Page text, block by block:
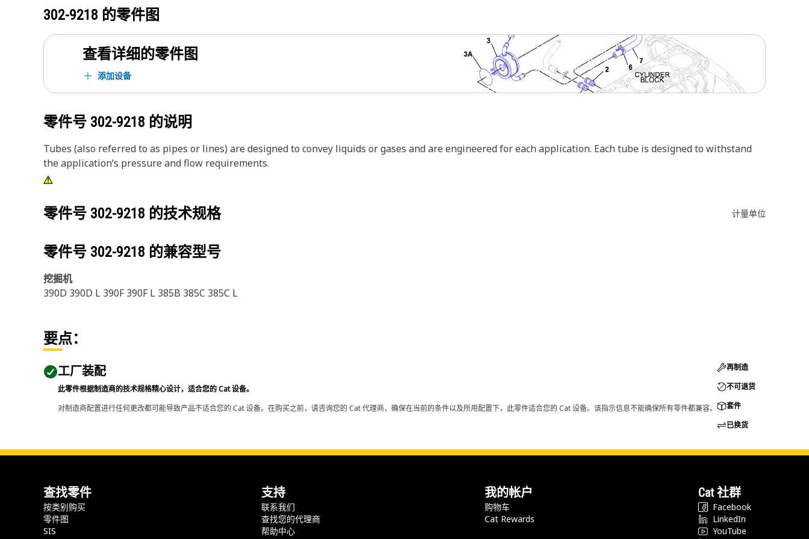
302-9218 的零件图
查看详细的零件图
添加设备
零件号 302-9218 的说明
Tubes (also referred to as pipes or lines) are designed to convey liquids or gases and are engineered for each application. Each tube is designed to withstand
the application’s pressure and flow requirements.
零件号 302-9218 的技术规格 计量单位
零件号 302-9218 的兼容型号
挖掘机
390D 390D L 390F 390F L 385B 385C 385C L
要点：
工厂装配
此零件根据制造商的技术规格精心设计，适合您的 Cat 设备。
对制造商配置进行任何更改都可能导致产品不适合您的 Cat 设备。在购买之前，请咨询您的 Cat 代理商，确保在当前的条件以及所用配置下，此零件适合您的 Cat 设备。该指示信息不能确保所有零件都兼容。
再制造
不可退货
套件
已换货
查找零件
按类别购买
零件图
SIS
支持
联系我们
查找您的代理商
帮助中心
我的帐户
购物车
Cat Rewards
Cat 社群
Facebook
LinkedIn
YouTube